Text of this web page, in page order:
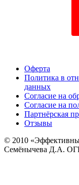
Оферта
Политика в
данных
Согласие на
Согласие на
Партнёрская
Отзывы
© 2010
Семёнычева Д.А.